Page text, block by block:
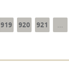
919 920 921